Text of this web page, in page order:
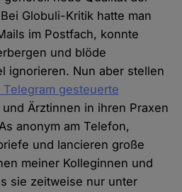
Globuli-Kritik hatte man
im Postfach, konnte
und blöde
ignorieren. Nun aber stellen
Telegram gesteuerte
Ärztinnen in ihren Praxen
anonym am Telefon,
und lancieren große
meiner Kolleginnen und
sie zeitweise nur unter